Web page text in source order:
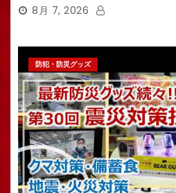
8月 7, 2026
防犯・防災グッズ